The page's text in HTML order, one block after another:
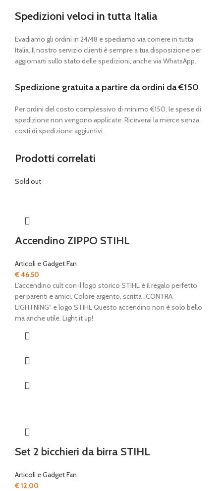
Spedizioni veloci in tutta Italia
Evadiamo gli ordini in 24/48 e spediamo via corriere in tutta
Italia. Il nostro servizio clienti è sempre a tua disposizione per
aggiornarti sullo stato delle spedizioni, anche via WhatsApp.
Spedizione gratuita a partire da ordini da €150
Per ordini del costo complessivo di minimo €150, le spese di
spedizione non vengono applicate. Riceverai la merce senza
costi di spedizione aggiuntivi.
Prodotti correlati
Sold out
Accendino ZIPPO STIHL
Articoli e Gadget Fan
€46,50
L'accendino cult con il logo storico STIHL è il regalo perfetto
per parenti e amici. Colore argento, scritta „CONTRA
LIGHTNING“ e logo STIHL Questo accendino non è solo bello
ma anche utile. Light it up!
Set 2 bicchieri da birra STIHL
Articoli e Gadget Fan
€12,00